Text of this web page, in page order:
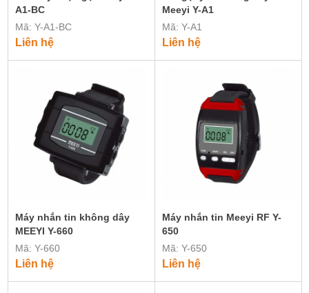
A1-BC
Mã: Y-A1-BC
Liên hệ
Meeyi Y-A1
Mã: Y-A1
Liên hệ
Máy nhắn tin không dây
MEEYI Y-660
Mã: Y-660
Liên hệ
Máy nhắn tin Meeyi RF Y-
650
Mã: Y-650
Liên hệ